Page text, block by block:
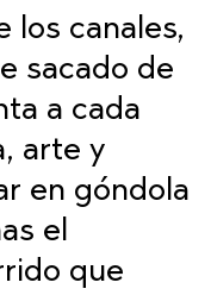
los canales,
sacado de
a cada
arte y
en góndola
el
que